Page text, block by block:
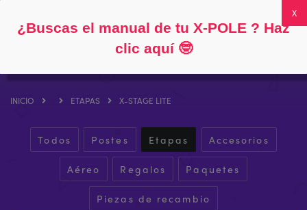
INICIO ETAPAS X-STAGE LITE
Todos Postes Etapas Accesorios
Aéreo Regalos Paquetes
Piezas de recambio
¿Buscas el manual de tu X-POLE ? Haz
clic aquí🤓